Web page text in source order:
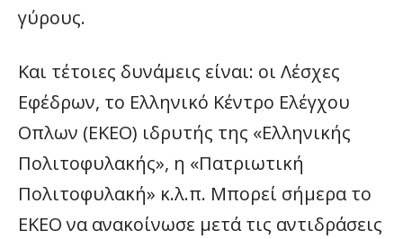
γύρους.
Και τέτοιες δυνάμεις είναι: οι Λέσχες
Εφέδρων, το Ελληνικό Κέντρο Ελέγχου
Οπλων (ΕKEO) ιδρυτής της «Ελληνικής
Πολιτοφυλακής», η «Πατριωτική
Πολιτοφυλακή» κ.λ.π. Μπορεί σήμερα το
ΕΚΕΟ να ανακοίνωσε μετά τις αντιδράσεις